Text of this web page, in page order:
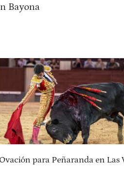
Bayona
Ovación para Peñaranda en Las